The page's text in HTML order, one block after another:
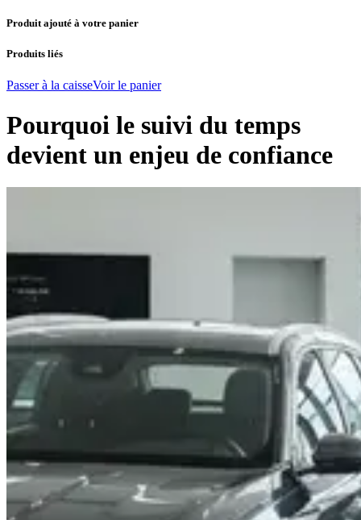
Produit ajouté à votre panier
Produits liés
Passer à la caisseVoir le panier
Pourquoi le suivi du temps
devient un enjeu de confiance